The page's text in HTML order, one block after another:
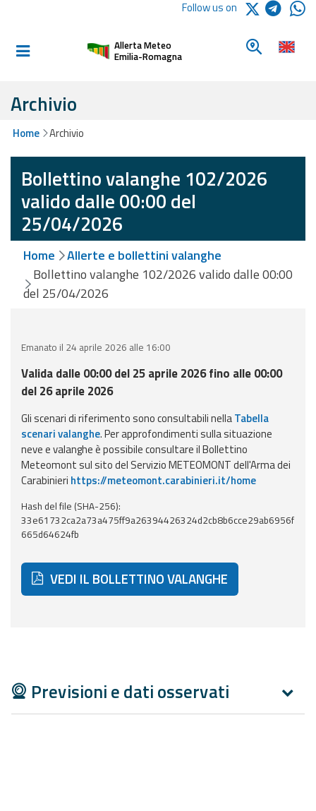
Informed and
Alerts and
Weather
Alerts and
Bulletins
Avalanche
Alerts and
Bulletins
monitoring
Forecasts and
Weather and sea
forecasts
Observational
data
Weather radar
Operational
Tools
Useful info
Follow us on
Allerta Meteo
Emilia-Romagna
Look for a
Archivio
Home Archivio
Bollettino valanghe 102/2026
valido dalle 00:00 del
25/04/2026
Home
Allerte e bollettini valanghe
Bollettino valanghe 102/2026 valido dalle 00:00
del 25/04/2026
Emanato il 24 aprile 2026 alle 16:00
Valida dalle 00:00 del 25 aprile 2026 fino alle 00:00
del 26 aprile 2026
Gli scenari di riferimento sono consultabili nellaTabella
scenari valanghe. Per approfondimenti sulla situazione
neve e valanghe è possibile consultare il Bollettino
Meteomont sul sito del Servizio METEOMONT dell'Arma dei
Carabinieri https://meteomont.carabinieri.it/home
Hash del file (SHA-256):
33e61732ca2a73a475ff9a26394426324d2cb8b6cce29ab6956f
665d64624fb
VEDI IL BOLLETTINO VALANGHE
Previsioni e dati osservati